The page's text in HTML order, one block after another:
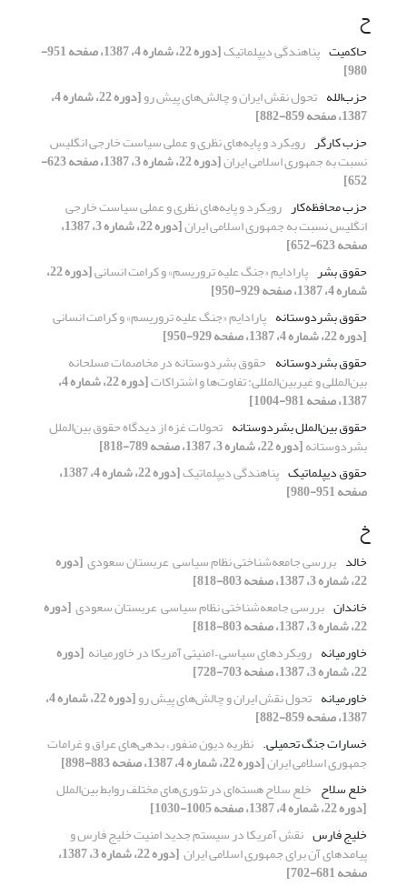
ح
حاکمیت پناهندگی دیپلماتیک [دوره 22، شماره 4، 1387، صفحه 951-
980]
حزب‌الله تحول نقش ایران و چالش‌های پیش رو [دوره 22، شماره 4،
1387، صفحه 859-882]
حزب کارگر رویکرد و پایه‌های نظری و عملی سیاست خارجی ‏انگلیس
نسبت به جمهوری اسلامی ایران [دوره 22، شماره 3، 1387، صفحه 623-
652]
حزب محافظه‌کار رویکرد و پایه‌های نظری و عملی سیاست خارجی
‏انگلیس نسبت به جمهوری اسلامی ایران [دوره 22، شماره 3، 1387،
صفحه 623-652]
حقوق بشر پارادایم «جنگ علیه تروریسم» و کرامت انسانی [دوره 22،
شماره 4، 1387، صفحه 929-950]
حقوق بشردوستانه پارادایم «جنگ علیه تروریسم» و کرامت انسانی
[دوره 22، شماره 4، 1387، صفحه 929-950]
حقوق بشردوستانه حقوق بشردوستانه در مخاصمات مسلحانه
‏بین‌المللی و غیربین‌المللی: تفاوت‌ها و اشتراکات [دوره 22، شماره 4،
1387، صفحه 981-1004]
حقوق بین‌الملل بشردوستانه تحولات غزه از دیدگاه حقوق بین‌الملل
بشردوستانه[دوره 22، شماره 3، 1387، صفحه 789-818]
حقوق دیپلماتیک پناهندگی دیپلماتیک [دوره 22، شماره 4، 1387،
صفحه 951-980]
خ
خالد بررسی جامعه‌شناختی نظام سیاسی ‏ عربستان سعودی ‏[دوره
22، شماره 3، 1387، صفحه 803-818]
خاندان بررسی جامعه‌شناختی نظام سیاسی ‏ عربستان سعودی ‏[دوره
22، شماره 3، 1387، صفحه 803-818]
خاورمیانه رویکردهای سیاسی – امنیتی آمریکا در خاورمیانه ‏ [دوره
22، شماره 3، 1387، صفحه 703-728]
خاورمیانه تحول نقش ایران و چالش‌های پیش رو [دوره 22، شماره 4،
1387، صفحه 859-882]
خسارات جنگ تحمیلی.‏ نظریه دیون منفور، بدهی‌‌های عراق و غرامات
‏جمهوری اسلامی ایران[دوره 22، شماره 4، 1387، صفحه 883-898]
خلع سلاح خلع سلاح هسته‌ای در تئوری‌های مختلف روابط ‏بین‌الملل
[دوره 22، شماره 4، 1387، صفحه 1005-1030]
خلیج فارس نقش آمریکا در سیستم جدید امنیت خلیج فارس و
‏پیامدهای آن برای جمهوری اسلامی ایران ‏ [دوره 22، شماره 3، 1387،
صفحه 681-702]